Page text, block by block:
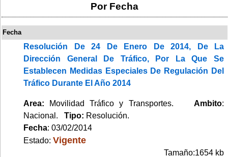
Por Fecha
Fecha
Resolución De 24 De Enero De 2014, De La
Dirección General De Tráfico, Por La Que Se
Establecen Medidas Especiales De Regulación Del
Tráfico Durante El Año 2014
Area: Movilidad Tráfico y Transportes. Ambito:
Nacional. Tipo: Resolución.
Fecha: 03/02/2014
Estado: Vigente
Tamaño:1654 kb